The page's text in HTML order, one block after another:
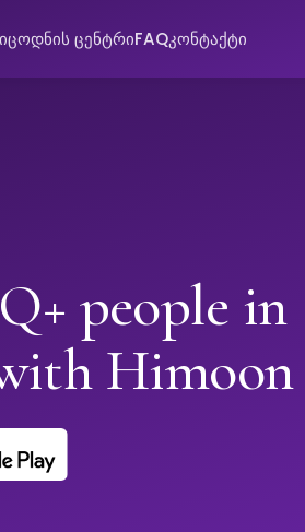
ცოდნის ცენტრიFAQკონტაქტი
people in
Himoon